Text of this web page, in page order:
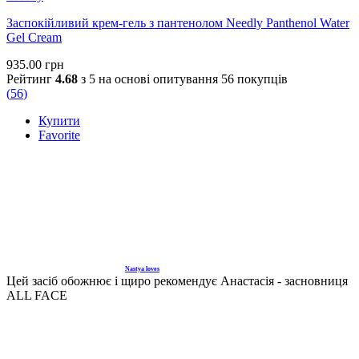
дискомфорт, добре працює у періоди загострення чутливості
2. Допомагає при висипаннях та запаленнях
Компонент підтримує проблемну шкіру, допомагаючи
зменшити вираженість запальних елементів та знизити ризик
4. Антиоксидантний захист
Заспокійливий крем-гель з пантенолом Needly Panthenol Water
Gel Cream
935.00 грн
Рейтинг 4.68 з 5 на основі опитування 56 покупців
(56)
Купити
Favorite
Nastya loves
Цей засіб обожнює і щиро рекомендує Анастасія - засновниця
ALL FACE